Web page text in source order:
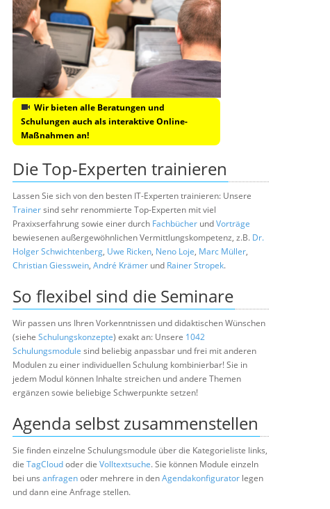
Wir bieten alle Beratungen und
Schulungen auch als interaktive Online-
Maßnahmen an!
Die Top-Experten trainieren
Lassen Sie sich von den besten IT-Experten trainieren: Unsere
Trainersind sehr renommierte Top-Experten mit viel
Praxixserfahrung sowie einer durch Fachbücher undVorträge
bewiesenen außergewöhnlichen Vermittlungskompetenz, z.B. Dr.
Holger Schwichtenberg, Uwe Ricken, Neno Loje, Marc Müller,
Christian Giesswein, André Krämer und Rainer Stropek.
So flexibel sind die Seminare
Wir passen uns Ihren Vorkenntnissen und didaktischen Wünschen
(siehe Schulungskonzepte) exakt an: Unsere 1042
Schulungsmodule sind beliebig anpassbar und frei mit anderen
Modulen zu einer individuellen Schulung kombinierbar! Sie in
jedem Modul können Inhalte streichen und andere Themen
ergänzen sowie beliebige Schwerpunkte setzen!
Agenda selbst zusammenstellen
Sie finden einzelne Schulungsmodule über die Kategorieliste links,
die TagCloudoder die Volltextsuche. Sie können Module einzeln
bei uns anfragenoder mehrere in denAgendakonfigurator legen
und dann eine Anfrage stellen.